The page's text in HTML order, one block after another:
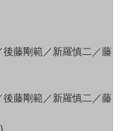
藤剛範／新羅慎二／藤
藤剛範／新羅慎二／藤